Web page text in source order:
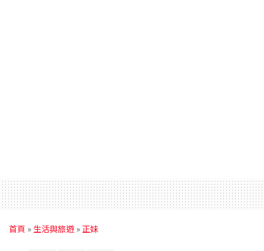
首頁 » 生活與旅遊 » 正妹